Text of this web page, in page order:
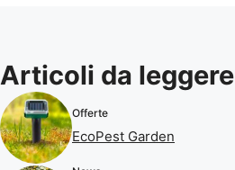
Articoli da leggere
Offerte
EcoPest Garden